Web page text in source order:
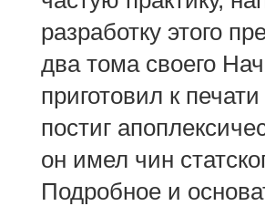
разработку этого
два тома своего
приготовил к
постиг
он имел чин
Подробное и